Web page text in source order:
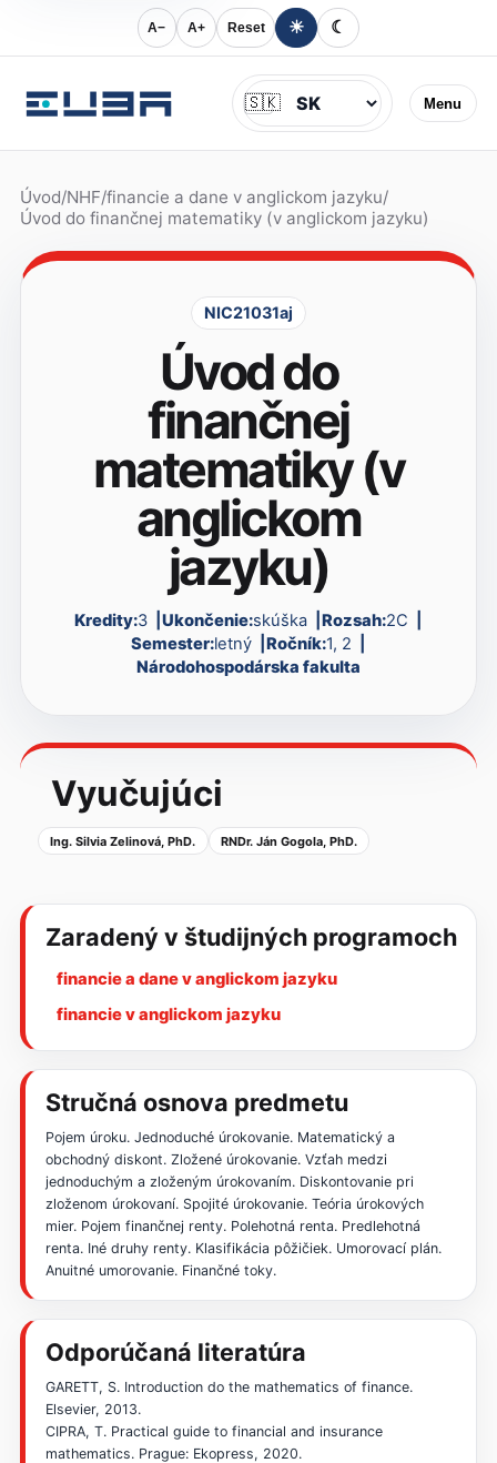
A− A+ Reset ☀ ☾
Menu
Jazyk
🇸🇰
Úvod/NHF/financie a dane v anglickom jazyku/
Úvod do finančnej matematiky (v anglickom jazyku)
NIC21031aj
Úvod do
finančnej
matematiky (v
anglickom
jazyku)
Kredity:3 Ukončenie:skúška Rozsah:2C
Semester:letný Ročník:1, 2
Národohospodárska fakulta
Vyučujúci
Ing. Silvia Zelinová, PhD. RNDr. Ján Gogola, PhD.
Zaradený v študijných programoch
financie a dane v anglickom jazyku
financie v anglickom jazyku
Stručná osnova predmetu
Pojem úroku. Jednoduché úrokovanie. Matematický a
obchodný diskont. Zložené úrokovanie. Vzťah medzi
jednoduchým a zloženým úrokovaním. Diskontovanie pri
zloženom úrokovaní. Spojité úrokovanie. Teória úrokových
mier. Pojem finančnej renty. Polehotná renta. Predlehotná
renta. Iné druhy renty. Klasifikácia pôžičiek. Umorovací plán.
Anuitné umorovanie. Finančné toky.
Odporúčaná literatúra
GARETT, S. Introduction do the mathematics of finance.
Elsevier, 2013.
CIPRA, T. Practical guide to financial and insurance
mathematics. Prague: Ekopress, 2020.